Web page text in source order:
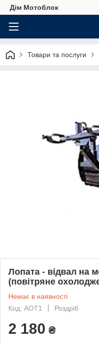
Дім Мотоблок
Товари та послуги
Лопата - відвал на
(повітряне
Немає в наявності
Код: АОТ1
Роздріб
2 180 ₴